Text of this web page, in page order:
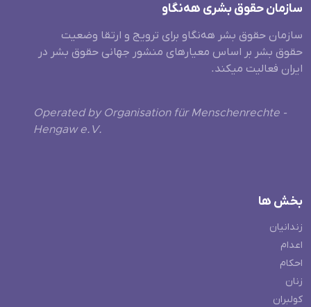
سازمان حقوق بشری هەنگاو
سازمان حقوق بشر هه‌نگاو برای ترویج و ارتقا وضعیت
حقوق بشر بر اساس معیارهای منشور جهانی حقوق بشر در
ایران فعالیت میکند.
Operated by Organisation für Menschenrechte -
Hengaw e.V.
بخش ها
زندانیان
اعدام
احکام
زنان
کولبران